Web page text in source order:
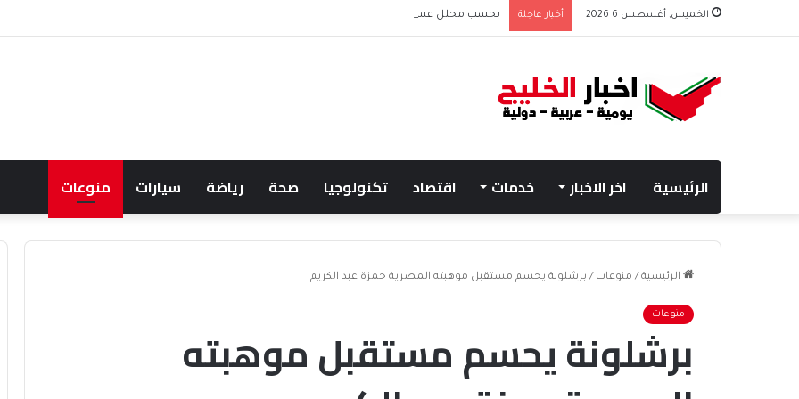
الخميس, أغسطس 6 2026 أخبار عاجلة بحسب محلل عسكري التحالف البحري السعودي يعزز أمن الملاحة الإقليمية والدولية
الرئيسية اخر الاخبار خدمات اقتصاد تكنولوجيا صحة رياضة سيارات منوعات
الرئيسية / منوعات / برشلونة يحسم مستقبل موهبته المصرية حمزة عبد الكريم
منوعات
برشلونة يحسم مستقبل موهبته